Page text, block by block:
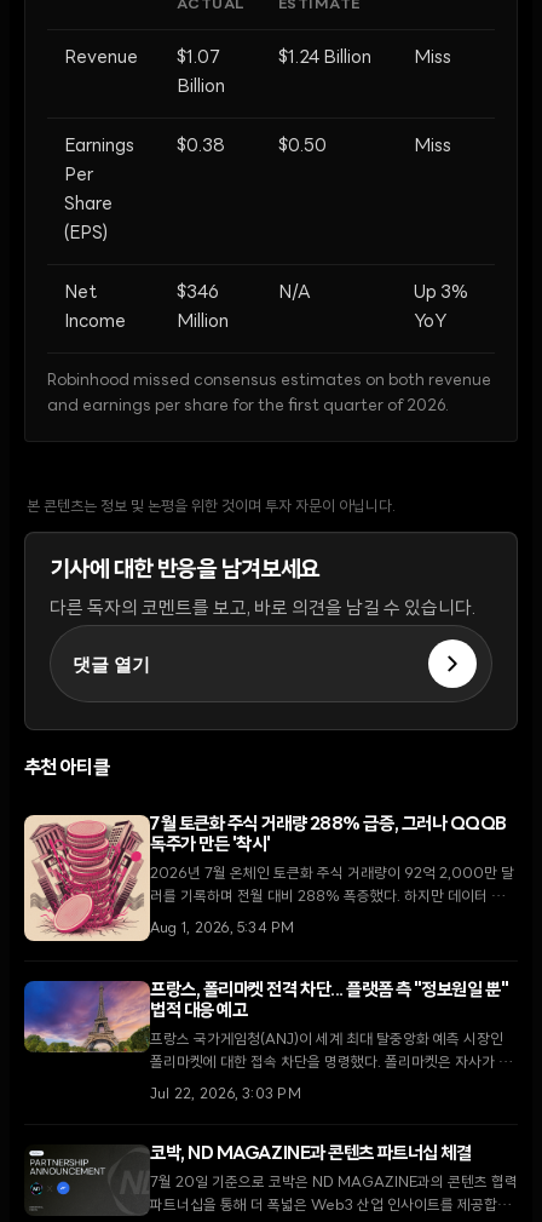
ACTUAL
ESTIMATE
Revenue
$1.07
Billion
$1.24 Billion Miss
Earnings
Per
Share
(EPS)
$0.38 $0.50 Miss
Net
Income
$346
Million
N/A
Up 3%
YoY
Robinhood missed consensus estimates on both revenue
and earnings per share for the first quarter of 2026.
본 콘텐츠는 정보 및 논평을 위한 것이며 투자 자문이 아닙니다.
기사에 대한 반응을 남겨보세요
다른 독자의 코멘트를 보고, 바로 의견을 남길 수 있습니다.
댓글 열기
추천 아티클
7월 토큰화 주식 거래량 288% 급증, 그러나 QQQB
독주가 만든 '착시'
2026년 7월 온체인 토큰화 주식 거래량이 92억 2,000만 달
러를 기록하며 전월 대비 288% 폭증했다. 하지만 데이터 분석
결과, 이러한 성장은 특정 자산인 QQQB에 편중되어 있으며
Aug 1, 2026, 5:34 PM
프랑스, 폴리마켓 전격 차단... 플랫폼 측 "정보원일 뿐"
법적 대응 예고
프랑스 국가게임청(ANJ)이 세계 최대 탈중앙화 예측 시장인
폴리마켓에 대한 접속 차단을 명령했다. 폴리마켓은 자사가 단
순한 도박 사이트가 아닌 중요한 정보원이라고 주장하며 법적
Jul 22, 2026, 3:03 PM
코박, ND MAGAZINE과 콘텐츠 파트너십 체결
7월 20일 기준으로 코박은 ND MAGAZINE과의 콘텐츠 협력
파트너십을 통해 더 폭넓은 Web3 산업 인사이트를 제공합니